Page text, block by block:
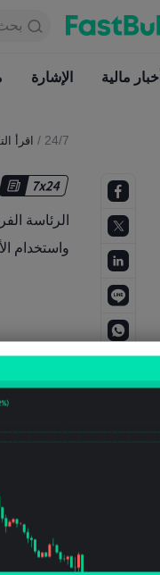
بحث
أخبار مالية الإشارة
24/7
/ اقرأ
الرئاسة
واستخدام